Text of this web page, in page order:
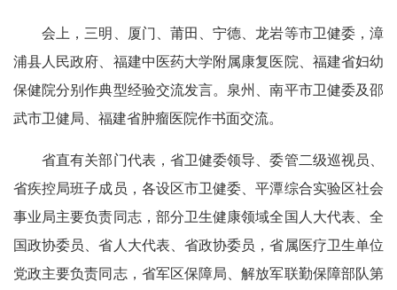
会上，三明、厦门、莆田、宁德、龙岩等市卫健委，漳
浦县人民政府、福建中医药大学附属康复医院、福建省妇幼
保健院分别作典型经验交流发言。泉州、南平市卫健委及邵
武市卫健局、福建省肿瘤医院作书面交流。
省直有关部门代表，省卫健委领导、委管二级巡视员、
省疾控局班子成员，各设区市卫健委、平潭综合实验区社会
事业局主要负责同志，部分卫生健康领域全国人大代表、全
国政协委员、省人大代表、省政协委员，省属医疗卫生单位
党政主要负责同志，省军区保障局、解放军联勤保障部队第